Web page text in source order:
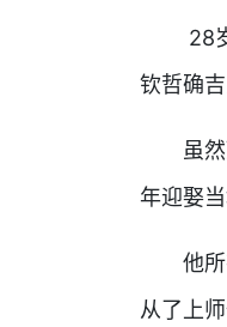
28岁
钦哲确
虽然顶
年迎娶
他所有
从了上